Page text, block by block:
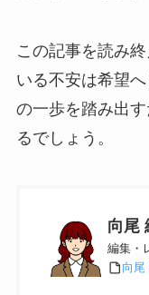
この記事を読み
いる不安は希望
の一歩を踏み出
るでしょう。
向尾
編集・
向尾